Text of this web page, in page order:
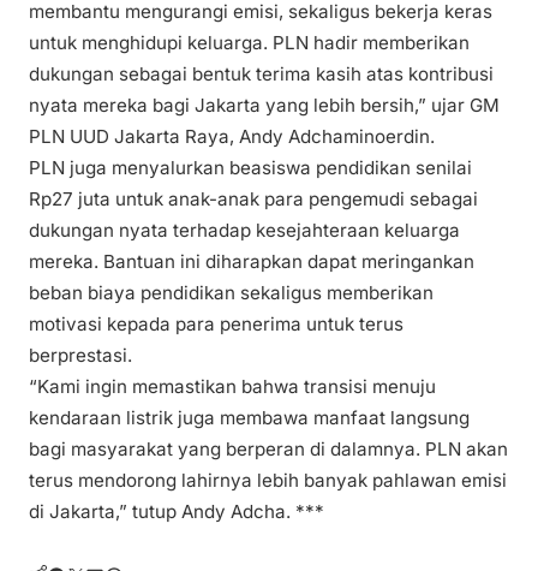
membantu mengurangi emisi, sekaligus bekerja keras
untuk menghidupi keluarga. PLN hadir memberikan
dukungan sebagai bentuk terima kasih atas kontribusi
nyata mereka bagi Jakarta yang lebih bersih,” ujar GM
PLN UUD Jakarta Raya, Andy Adchaminoerdin.
PLN juga menyalurkan beasiswa pendidikan senilai
Rp27 juta untuk anak-anak para pengemudi sebagai
dukungan nyata terhadap kesejahteraan keluarga
mereka. Bantuan ini diharapkan dapat meringankan
beban biaya pendidikan sekaligus memberikan
motivasi kepada para penerima untuk terus
berprestasi.
“Kami ingin memastikan bahwa transisi menuju
kendaraan listrik juga membawa manfaat langsung
bagi masyarakat yang berperan di dalamnya. PLN akan
terus mendorong lahirnya lebih banyak pahlawan emisi
di Jakarta,” tutup Andy Adcha. ***